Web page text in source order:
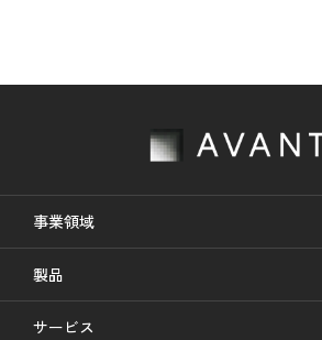
事業領域
製品
サービス